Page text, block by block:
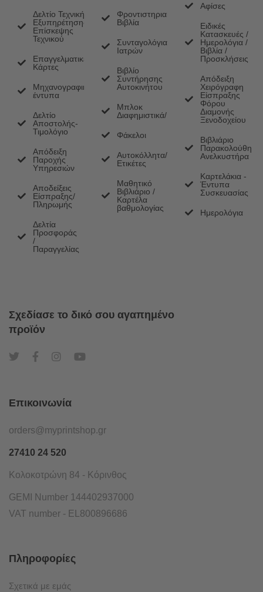
Δελτίο Τεχνικής
Εξυπηρέτησης/
Επίσκεψης
Τεχνικού
Επαγγελματικές
Κάρτες
Μηχανογραφικά
έντυπα
Δελτίο
Αποστολής-
Τιμολόγιο
Απόδειξη
Παροχής
Υπηρεσιών
Αποδείξεις
Είσπραξης/
Πληρωμής
Δελτία
Προσφοράς
/
Παραγγελίας
Φροντιστηριακά
Βιβλία
Συνταγολόγια
Ιατρών
Βιβλίο
Συντήρησης
Αυτοκινήτου
Μπλοκ
Διαφημιστικά/Memo
Φάκελοι
Αυτοκόλλητα/
Ετικέτες
Μαθητικό
Βιβλιάριο /
Καρτέλα
βαθμολογίας
Αφίσες
Ειδικές
Κατασκευές /
Ημερολόγια /
Βιβλία /
Προσκλήσεις
Απόδειξη
Χειρόγραφη
Είσπραξης
Φόρου
Διαμονής
Ξενοδοχείου
Βιβλιάριο
Ανελκυστήρα
Καρτελάκια -
Έντυπα
Συσκευασίας
Ημερολόγια
Σχεδίασε το δικό σου αγαπημένο
προϊόν
Επικοινωνία
orders@myprintshop.gr
27410 24 520
Κολοκοτρώνη 84 - Κόρινθος
GEMI Number 144402937000
VAT number - EL800896686
Πληροφορίες
Σχετικά με εμάς